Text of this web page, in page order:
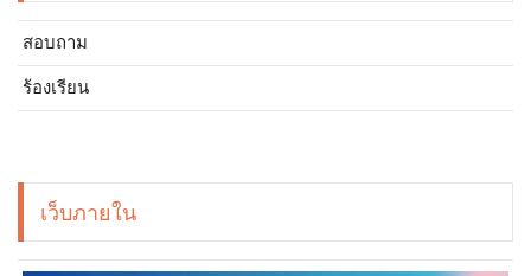
สอบถาม
ร้องเรียน
เว็บภายใน